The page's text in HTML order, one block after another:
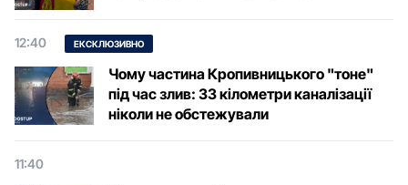
12:40 ЕКСКЛЮЗИВНО
Чому частина Кропивницького "тоне"
під час злив: 33 кілометри каналізації
ніколи не обстежували
11:40